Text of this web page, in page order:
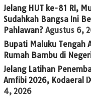
Jelang HUT ke-81 RI,
Sudahkah Bangsa Ini
Pahlawan? Agustus 6,
Bupati Maluku Tengah
Rumah Bambu di
Jelang Latihan
Amfibi 2026, Kodaeral
4, 2026